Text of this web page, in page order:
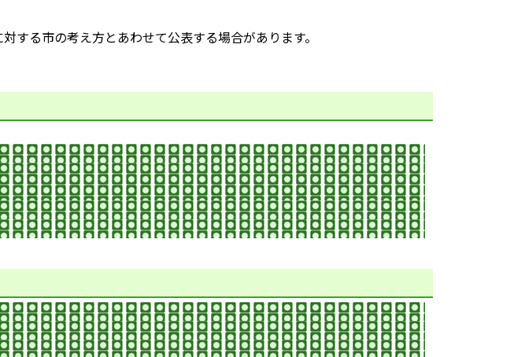
る市の考え方とあわせて公表する場合があります。